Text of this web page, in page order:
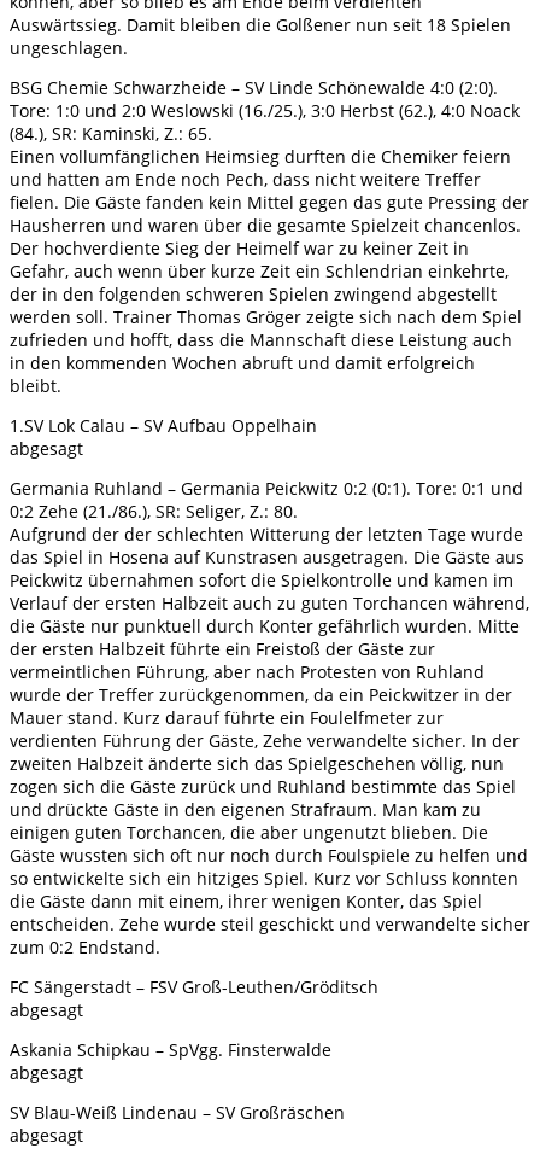
Auswärtssieg. Damit bleiben die Golßener nun seit 18 Spielen
ungeschlagen.
BSG Chemie Schwarzheide – SV Linde Schönewalde 4:0 (2:0).
Tore: 1:0 und 2:0 Weslowski (16./25.), 3:0 Herbst (62.), 4:0 Noack
(84.), SR: Kaminski, Z.: 65.
Einen vollumfänglichen Heimsieg durften die Chemiker feiern
und hatten am Ende noch Pech, dass nicht weitere Treffer
fielen. Die Gäste fanden kein Mittel gegen das gute Pressing der
Hausherren und waren über die gesamte Spielzeit chancenlos.
Der hochverdiente Sieg der Heimelf war zu keiner Zeit in
Gefahr, auch wenn über kurze Zeit ein Schlendrian einkehrte,
der in den folgenden schweren Spielen zwingend abgestellt
werden soll. Trainer Thomas Gröger zeigte sich nach dem Spiel
zufrieden und hofft, dass die Mannschaft diese Leistung auch
in den kommenden Wochen abruft und damit erfolgreich
bleibt.
1.SV Lok Calau – SV Aufbau Oppelhain
abgesagt
Germania Ruhland – Germania Peickwitz 0:2 (0:1). Tore: 0:1 und
0:2 Zehe (21./86.), SR: Seliger, Z.: 80.
Aufgrund der der schlechten Witterung der letzten Tage wurde
das Spiel in Hosena auf Kunstrasen ausgetragen. Die Gäste aus
Peickwitz übernahmen sofort die Spielkontrolle und kamen im
Verlauf der ersten Halbzeit auch zu guten Torchancen während,
die Gäste nur punktuell durch Konter gefährlich wurden. Mitte
der ersten Halbzeit führte ein Freistoß der Gäste zur
vermeintlichen Führung, aber nach Protesten von Ruhland
wurde der Treffer zurückgenommen, da ein Peickwitzer in der
Mauer stand. Kurz darauf führte ein Foulelfmeter zur
verdienten Führung der Gäste, Zehe verwandelte sicher. In der
zweiten Halbzeit änderte sich das Spielgeschehen völlig, nun
zogen sich die Gäste zurück und Ruhland bestimmte das Spiel
und drückte Gäste in den eigenen Strafraum. Man kam zu
einigen guten Torchancen, die aber ungenutzt blieben. Die
Gäste wussten sich oft nur noch durch Foulspiele zu helfen und
so entwickelte sich ein hitziges Spiel. Kurz vor Schluss konnten
die Gäste dann mit einem, ihrer wenigen Konter, das Spiel
entscheiden. Zehe wurde steil geschickt und verwandelte sicher
zum 0:2 Endstand.
FC Sängerstadt – FSV Groß-Leuthen/Gröditsch
abgesagt
Askania Schipkau – SpVgg. Finsterwalde
abgesagt
SV Blau-Weiß Lindenau – SV Großräschen
abgesagt